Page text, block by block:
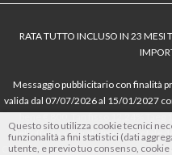
RATA TUTTO INCLUSO IN 23 MESI
Messaggio pubblicitario con finalità
valida dal 07/07/2026 al 15/01/2027
dell’offerta azzerati. Importo totale
Consumatore € 920. Decorrenza
Questo sito utilizza cookie tecnici
funzionalità a fini statistici (dati
utente, e previo tuo consenso,